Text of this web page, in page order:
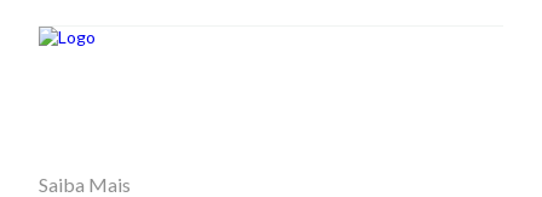
Saiba Mais